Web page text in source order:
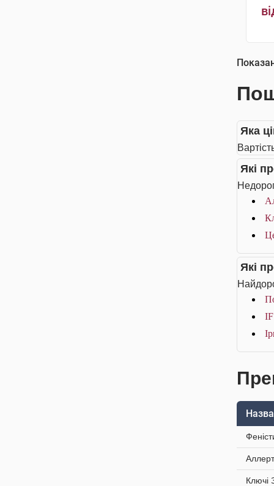
Яка
Які
Які
Назва
Ключі